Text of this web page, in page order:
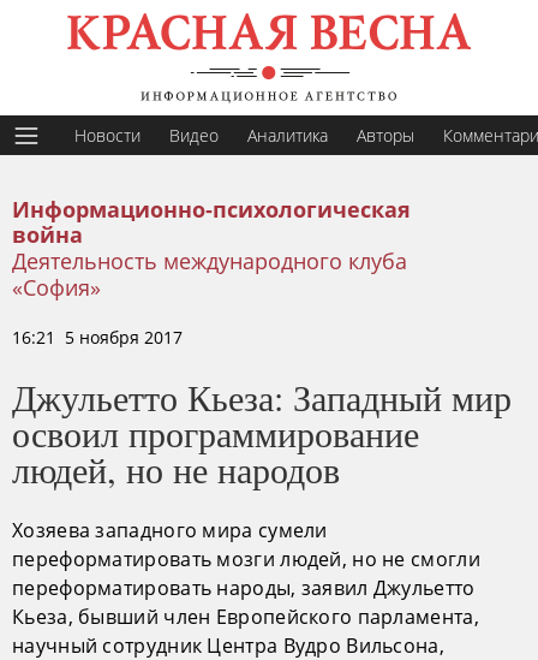
Новости Видео Аналитика Авторы
Информационно-психологическая
война
Деятельность международного клуба
«София»
16:21 5 ноября 2017
Джульетто Кьеза: Западный мир
освоил программирование
людей, но не народов
Хозяева западного мира сумели
переформатировать мозги людей, но не смогли
переформатировать народы, заявил Джульетто
Кьеза, бывший член Европейского парламента,
научный сотрудник Центра Вудро Вильсона,